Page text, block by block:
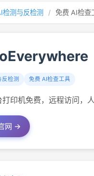
检测与反检测 / 免费 AI检查
检测 免费 AI检查工具
印机免费，远程访问，
网 →